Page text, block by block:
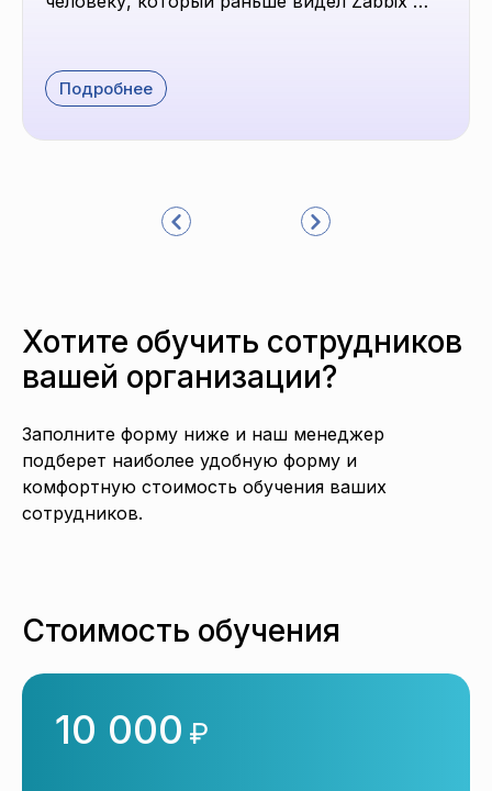
отвечает быстро, помогает
сориентироваться в общих вопросах.
Подробнее
Хотите обучить сотрудников
вашей организации?
Заполните форму ниже и наш менеджер
подберет наиболее удобную форму и
комфортную стоимость обучения ваших
сотрудников.
Стоимость обучения
10 000 ₽